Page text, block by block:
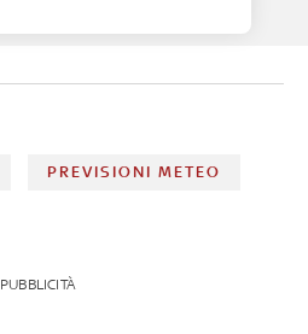
PREVISIONI METEO
PUBBLICITÀ